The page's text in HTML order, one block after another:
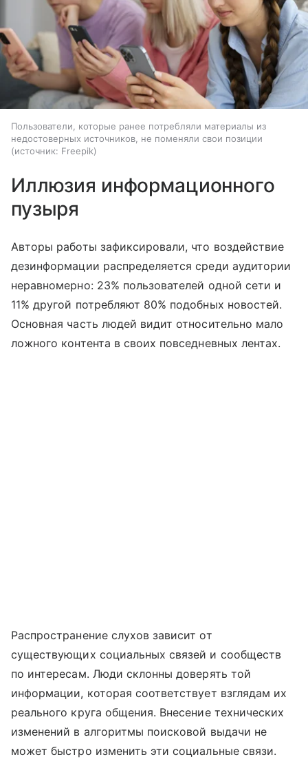
Пользователи, которые ранее потребляли материалы из
недостоверных источников, не поменяли свои позиции
источник: Freepik
Иллюзия информационного
пузыря
Авторы работы зафиксировали, что воздействие
дезинформации распределяется среди аудитории
неравномерно: 23% пользователей одной сети и
11% другой потребляют 80% подобных новостей.
Основная часть людей видит относительно мало
ложного контента в своих повседневных лентах.
Распространение слухов зависит от
существующих социальных связей и сообществ
по интересам. Люди склонны доверять той
информации, которая соответствует взглядам их
реального круга общения. Внесение технических
изменений в алгоритмы поисковой выдачи не
может быстро изменить эти социальные связи.